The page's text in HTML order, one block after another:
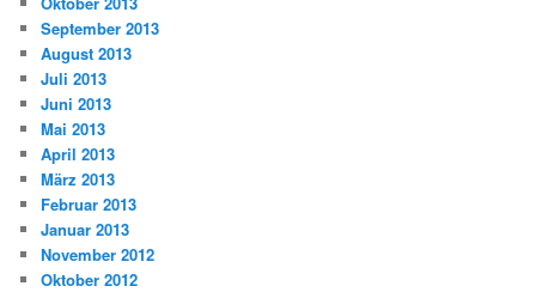
September 2013
August 2013
Juli 2013
Juni 2013
Mai 2013
April 2013
März 2013
Februar 2013
Januar 2013
November 2012
Oktober 2012